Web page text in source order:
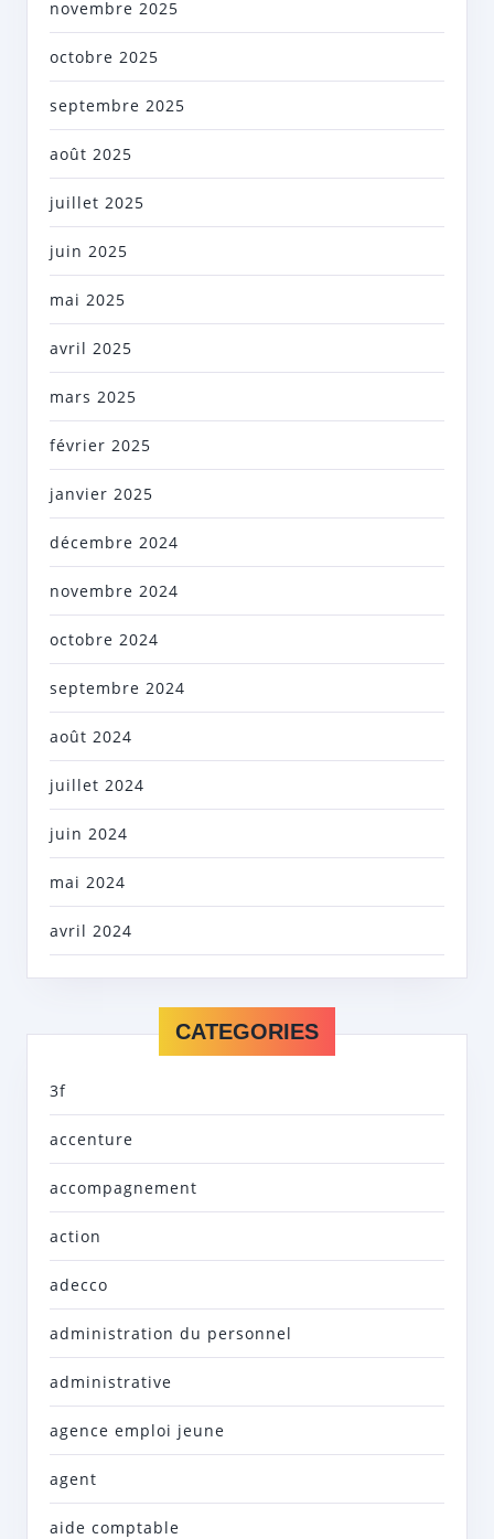
novembre 2025
octobre 2025
septembre 2025
août 2025
juillet 2025
juin 2025
mai 2025
avril 2025
mars 2025
février 2025
janvier 2025
décembre 2024
novembre 2024
octobre 2024
septembre 2024
août 2024
juillet 2024
juin 2024
mai 2024
avril 2024
CATEGORIES
3f
accenture
accompagnement
action
adecco
administration du personnel
administrative
agence emploi jeune
agent
aide comptable